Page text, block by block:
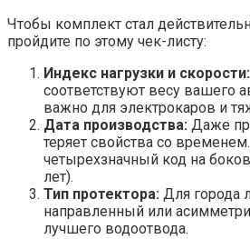
Чтобы комплект стал
пройдите по этому чек-листу:
Индекс нагрузки и скорости:
соответствуют весу вашего
важно для электрокаров и
Дата производства: Даже
теряет свойства со
четырехзначный код на
лет).
Тип протектора: Для города
направленный или
лучшего водоотвода.